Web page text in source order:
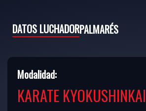
DATOS LUCHADORPALMARÉS
Modalidad:
KARATE KYOKUSHINKAI